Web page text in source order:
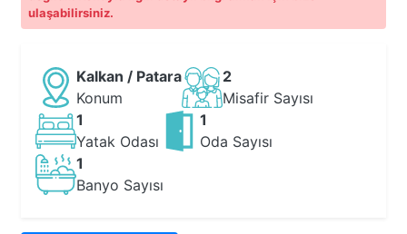
ulaşabilirsiniz.
Kalkan / Patara
Konum
2
Misafir Sayısı
1
Yatak Odası
1
Oda Sayısı
1
Banyo Sayısı